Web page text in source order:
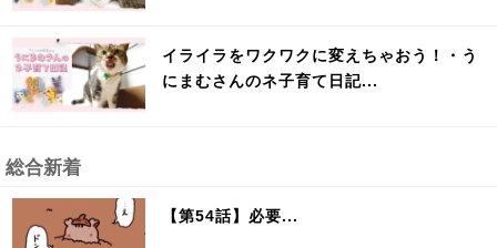
イライラをワクワクに変えちゃおう！・う
にまむさんのネ子育て日記...
総合新着
【第54話】必要...